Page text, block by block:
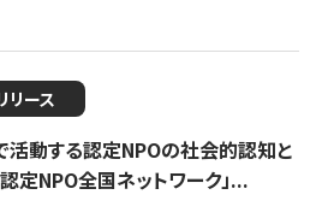
リース
動する認定NPOの社会的認知と
定NPO全国ネットワーク」...